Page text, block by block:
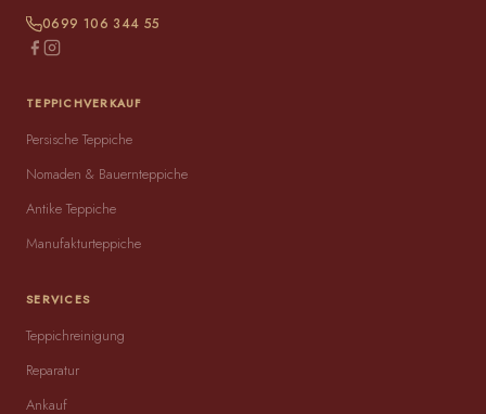
0699 106 344 55
TEPPICHVERKAUF
Persische Teppiche
Nomaden & Bauernteppiche
Antike Teppiche
Manufakturteppiche
SERVICES
Teppichreinigung
Reparatur
Ankauf